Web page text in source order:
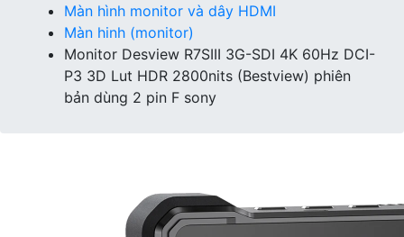
Màn hình monitor và dây HDMI
Màn hinh (monitor)
Monitor Desview R7SIII 3G-SDI 4K 60Hz DCI-
P3 3D Lut HDR 2800nits (Bestview) phiên
bản dùng 2 pin F sony